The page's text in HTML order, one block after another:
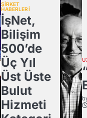
ŞİRKET
HABERLERİ
İşNet,
Bilişim
500’de
Üç Yıl
Üst Üste
Bulut
Hizmeti